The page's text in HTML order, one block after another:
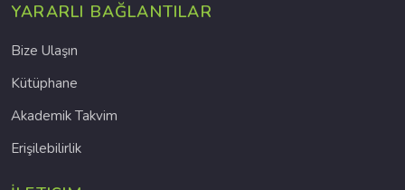
YARARLI BAĞLANTILAR
Bize Ulaşın
Kütüphane
Akademik Takvim
Erişilebilirlik